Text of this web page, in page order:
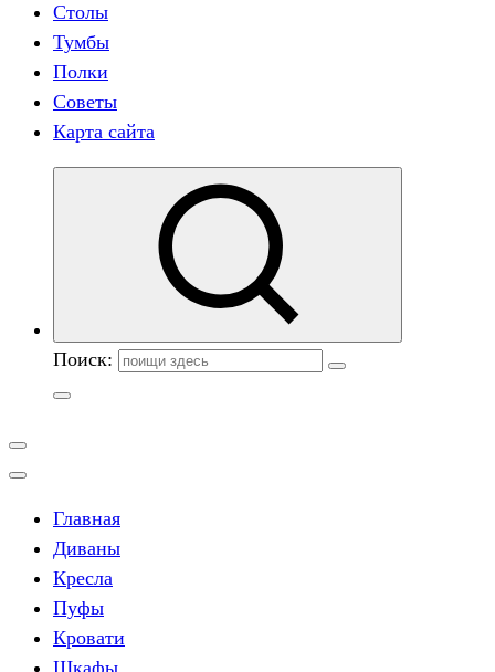
Столы
Тумбы
Полки
Советы
Карта сайта
Поиск:
Главная
Диваны
Кресла
Пуфы
Кровати
Шкафы